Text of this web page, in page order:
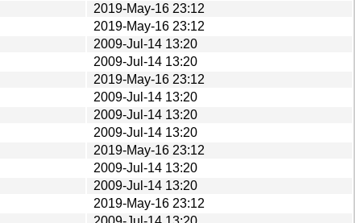
2019-May-16 23:12
2019-May-16 23:12
2009-Jul-14 13:20
2009-Jul-14 13:20
2019-May-16 23:12
2009-Jul-14 13:20
2009-Jul-14 13:20
2009-Jul-14 13:20
2019-May-16 23:12
2009-Jul-14 13:20
2009-Jul-14 13:20
2019-May-16 23:12